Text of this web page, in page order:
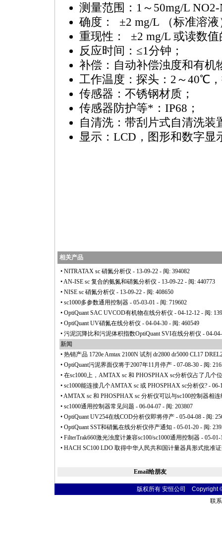
测量范围：1～50mg/L
确度： ±2 mg/L （标准溶
重现性： ±2 mg/L 或读数值
反应时间：≤1分钟；
补偿：自动补偿浊度和有机
工作温度：探头：2～40℃
传感器：不锈钢材质；
传感器防护等* ：IP68；
自清洗：带刮片式自清洗装
显示：LCD，图形和数字显
相关产品
• NITRATAX sc 硝氮分析仪 - 13-09-22 - 阅: 394082
•AN-ISE sc 复合的氨氮和硝氮分析仪 - 13-09-22 - 阅: 440773
• NISE sc 硝氮分析仪 - 13-09-22 - 阅: 408650
• sc1000多参数通用控制器 - 05-03-01 - 阅: 719602
• OptiQuant SAC UVCOD有机物在线分析仪 - 04-12-12 - 阅:
• OptiQuant UV硝氮在线分析仪 - 04-04-30 - 阅: 460549
• 污泥沉降比和污泥体积指数OptiQuant SVI在线分析仪 - 04-
新闻
• 热销产品 1720e Amtax 2100N 试剂 dr2800 dr5000 CL17
• OptiQuant污泥界面仪将于2007年11月停产 - 07-08-30 - 阅:
• 在sc1000上，AMTAX sc 和 PHOSPHAX sc分析仪占了几个
• sc1000能连接几个AMTAX sc 或 PHOSPHAX sc分析仪? - 06-
•AMTAX sc 和 PHOSPHAX sc 分析仪可以与sc100控制器相
• sc1000通用控制器常见问题 - 06-04-07 - 阅: 203807
• OptiQuant UV254在线COD分析仪即将停产 - 05-04-08 - 阅:
• OptiQuant SST和硝氮在线分析仪停产通知 - 05-01-20 - 阅:
• FilterTrak660激光浊度计兼容sc100/sc1000通用控制器 - 05-01-
• HACH SC100 LDO 取得中华人民共和国计量器具形式批准
Email给朋友
版权所有 安恒公司 Copyright
联